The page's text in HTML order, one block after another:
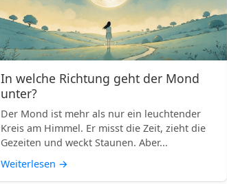
In welche Richtung geht der Mond
unter?
Der Mond ist mehr als nur ein leuchtender
Kreis am Himmel. Er misst die Zeit, zieht die
Gezeiten und weckt Staunen. Aber...
Weiterlesen →